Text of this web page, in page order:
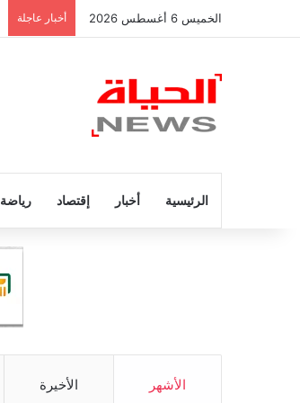
الخميس 6 أغسطس 2026 أخبار عاجلة
الرئيسية أخبار إقتصاد رياضة
الأشهر الأخيرة